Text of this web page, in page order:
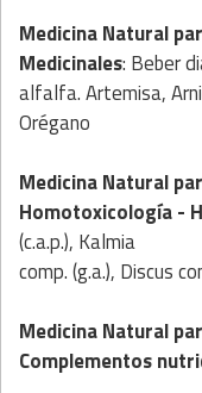
Medicina Natural
Medicinales: Beber
alfalfa. Artemisa,
Orégano
Medicina Natural
Homotoxicología-
(c.a.p.), Kalmia
comp. (g.a.), Discus
Medicina Natural
Complementos